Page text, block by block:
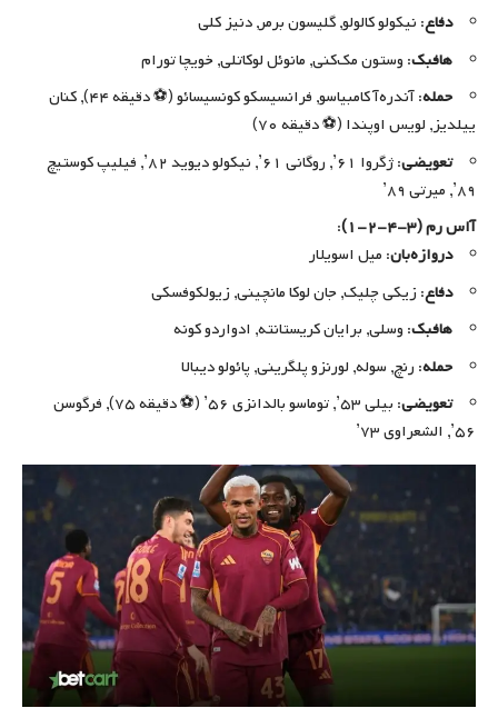
دفاع: نیکولو کالولو, گلیسون برمر, دنیز کلی
هافبک: وستون مک‌کنی, مانوئل لوکاتلی, خویچا تورام
حمله
: آندره‌آ کامبیاسو, فرانسیسکو کونسیسائو (⚽ دقیقه ۴۴), کنان
ییلدیز, لویس اوپندا (⚽ دقیقه ۷۰)
تعویضی
: ژگروا ۶۱’, روگانی ۶۱’, نیکولو دیوید ۸۲’, فیلیپ کوستیچ
۸۹’, میرتی ۸۹’
آاس رم (۳-۴-۲-۱)
:
دروازه‌بان: میل اسویلار
دفاع: زیکی چلیک, جان لوکا مانچینی, زیولکوفسکی
هافبک: وسلی, برایان کریستانته, ادواردو کونه
حمله: رنچ, سوله, لورنزو پلگرینی, پائولو دیبالا
تعویضی
: بیلی ۵۳’, توماسو بالدانزی ۵۶’ (⚽ دقیقه ۷۵), فرگوسن
۵۶’, الشعراوی ۷۳’